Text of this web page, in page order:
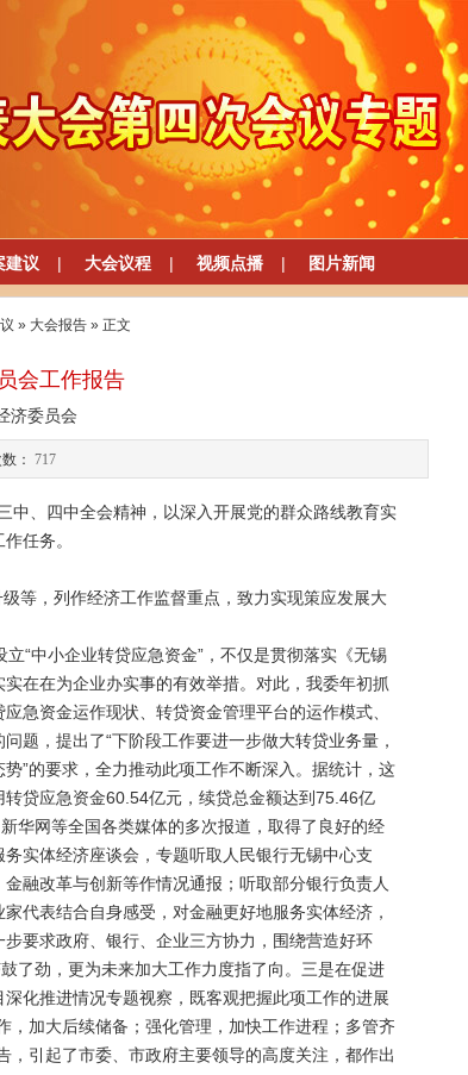
建议 | 大会议程 | 视频点播 | 图片新闻
» 大会报告 » 正文
会工作报告
济委员会
： 717
、四中全会精神，以深入开展党的群众路线教育实
任务。
等，列作经济工作监督重点，致力实现策应发展大
“中小企业转贷应急资金”，不仅是贯彻落实《无锡
在在为企业办实事的有效举措。对此，我委年初抓
急资金运作现状、转贷资金管理平台的运作模式、
题，提出了“下阶段工作要进一步做大转贷业务量，
”的要求，全力推动此项工作不断深入。据统计，这
贷应急资金60.54亿元，续贷总金额达到75.46亿
华网等全国各类媒体的多次报道，取得了良好的经
实体经济座谈会，专题听取人民银行无锡中心支
融改革与创新等作情况通报；听取部分银行负责人
代表结合自身感受，对金融更好地服务实体经济，
要求政府、银行、企业三方协力，围绕营造好环
了劲，更为未来加大工作力度指了向。三是在促进
化推进情况专题视察，既客观把握此项工作的进展
，加大后续储备；强化管理，加快工作进程；多管齐
引起了市委、市政府主要领导的高度关注，都作出